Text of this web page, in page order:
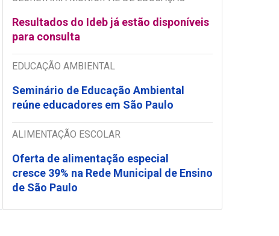
Resultados do Ideb já estão disponíveis
para consulta
EDUCAÇÃO AMBIENTAL
Seminário de Educação Ambiental
reúne educadores em São Paulo
ALIMENTAÇÃO ESCOLAR
Oferta de alimentação especial
cresce 39% na Rede Municipal de Ensino
de São Paulo